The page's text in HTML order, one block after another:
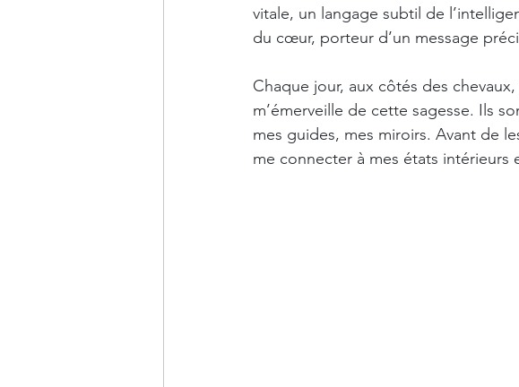
vitale, un langage subtil de
du cœur, porteur d’un message
Chaque jour, aux côtés des chevaux,
m’émerveille de cette sagesse. Ils
mes guides, mes miroirs. Avant de
me connecter à mes états intérieurs